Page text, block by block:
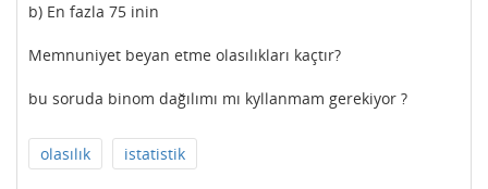
b) En fazla 75 inin
Memnuniyet beyan etme olasılıkları kaçtır?
bu soruda binom dağılımı mı kyllanmam gerekiyor ?
olasılık istatistik